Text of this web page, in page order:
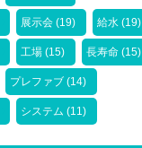
展示会 (19) 給水 (19)
工場 (15) 長寿命 (15)
プレファブ (14)
システム (11)